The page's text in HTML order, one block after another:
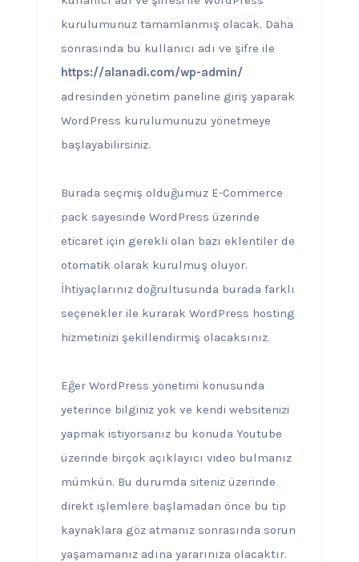
kurulumunuz tamamlanmış olacak. Daha
sonrasında bu kullanıcı adı ve şifre ile
https://alanadi.com/wp-admin/
adresinden yönetim paneline giriş yaparak
WordPress kurulumunuzu yönetmeye
başlayabilirsiniz.
Burada seçmiş olduğumuz E-Commerce
pack sayesinde WordPress üzerinde
eticaret için gerekli olan bazı eklentiler de
otomatik olarak kurulmuş oluyor.
İhtiyaçlarınız doğrultusunda burada farklı
seçenekler ile kurarak WordPress hosting
hizmetinizi şekillendirmiş olacaksınız.
Eğer WordPress yönetimi konusunda
yeterince bilginiz yok ve kendi websitenizi
yapmak istiyorsanız bu konuda Youtube
üzerinde birçok açıklayıcı video bulmanız
mümkün. Bu durumda siteniz üzerinde
direkt işlemlere başlamadan önce bu tip
kaynaklara göz atmanız sonrasında sorun
yaşamamanız adına yararınıza olacaktır.